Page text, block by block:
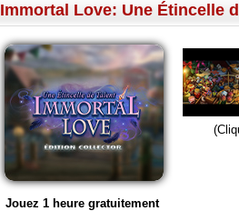
Immortal Love: Une Étincelle
Jouez 1 heure gratuitement